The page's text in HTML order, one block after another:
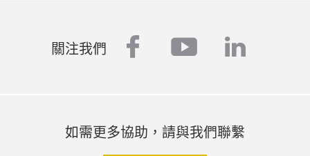
關注我們 facebook
youtube
如需更多協助，請與我們聯繫